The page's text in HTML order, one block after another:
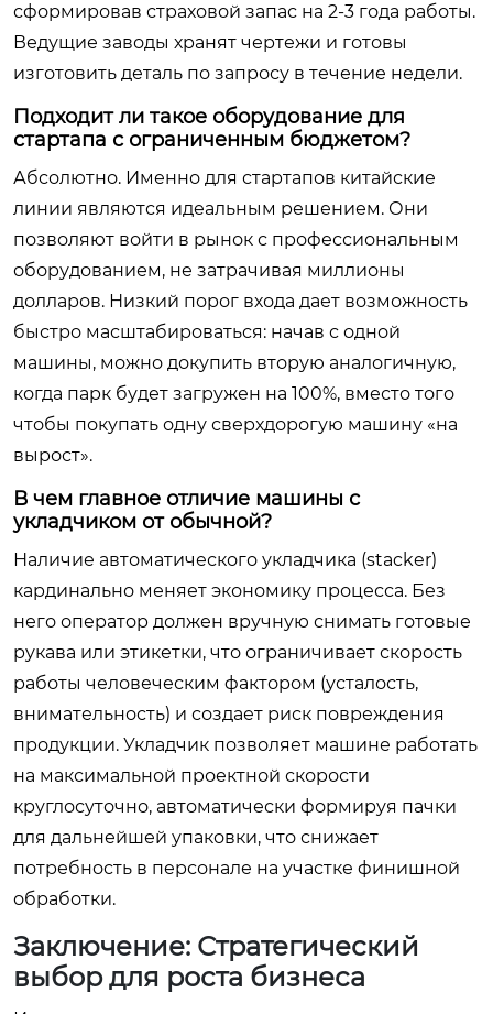
сформировав страховой запас на 2-3 года работы.
Ведущие заводы хранят чертежи и готовы
изготовить деталь по запросу в течение недели.
Подходит ли такое оборудование для
стартапа с ограниченным бюджетом?
Абсолютно. Именно для стартапов китайские
линии являются идеальным решением. Они
позволяют войти в рынок с профессиональным
оборудованием, не затрачивая миллионы
долларов. Низкий порог входа дает возможность
быстро масштабироваться: начав с одной
машины, можно докупить вторую аналогичную,
когда парк будет загружен на 100%, вместо того
чтобы покупать одну сверхдорогую машину «на
вырост».
В чем главное отличие машины с
укладчиком от обычной?
Наличие автоматического укладчика (stacker)
кардинально меняет экономику процесса. Без
него оператор должен вручную снимать готовые
рукава или этикетки, что ограничивает скорость
работы человеческим фактором (усталость,
внимательность) и создает риск повреждения
продукции. Укладчик позволяет машине работать
на максимальной проектной скорости
круглосуточно, автоматически формируя пачки
для дальнейшей упаковки, что снижает
потребность в персонале на участке финишной
обработки.
Заключение: Стратегический
выбор для роста бизнеса